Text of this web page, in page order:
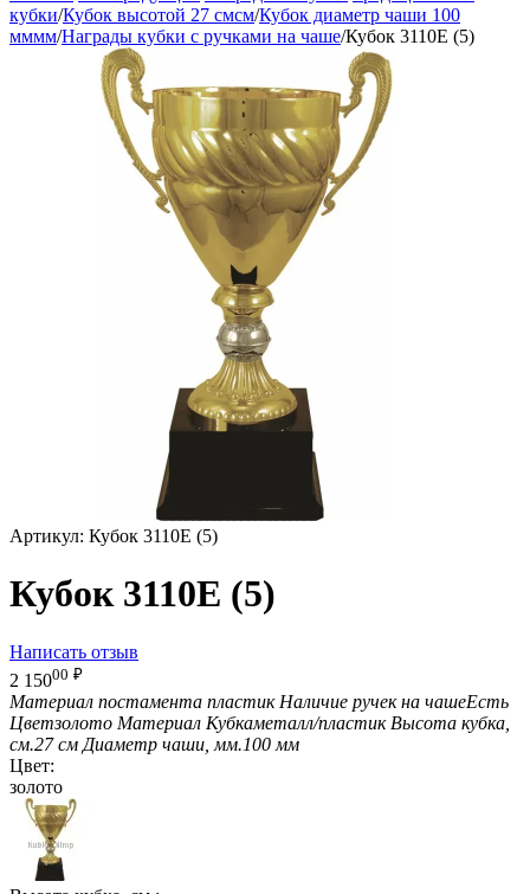
кубки/Кубок высотой 27 смсм/Кубок диаметр чаши 100
мммм/Награды кубки с ручками на чаше/Кубок 3110E (5)
Артикул: Кубок 3110E (5)
Кубок 3110E (5)
Написать отзыв
2 15000 ₽
Материал постамента пластик Наличие ручек на чашеЕсть
Цветзолото Материал Кубкаметалл/пластик Высота кубка,
см.27 см Диаметр чаши, мм.100 мм
Цвет:
золото